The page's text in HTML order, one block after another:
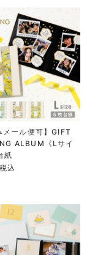
メール便可】GIFT
ALBUM《Lサイ
紙
税込